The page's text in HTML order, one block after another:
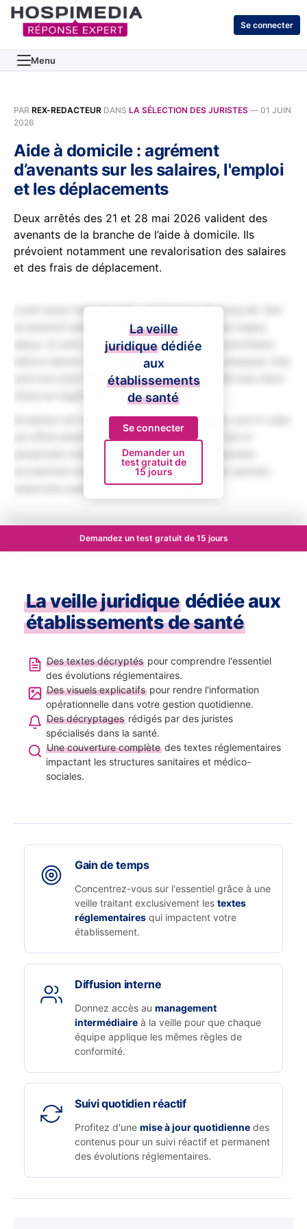
Se connecter
Menu
PAR REX-REDACTEUR DANS LA SÉLECTION DES JURISTES — 01 JUIN
2026
Aide à domicile : agrément
d’avenants sur les salaires, l'emploi
et les déplacements
Deux arrêtés des 21 et 28 mai 2026 valident des
avenants de la branche de l’aide à domicile. Ils
prévoient notamment une revalorisation des salaires
et des frais de déplacement.
Lorem ipsum dolor sit amet, consectetur adipiscing elit. Sed
do eiusmod tempor incididunt ut labore et dolore magna
aliqua. Ut enim ad minim veniam, quis nostrud exercitation
ullamco laboris nisi ut aliquip ex ea commodo consequat. Duis
aute irure dolor in reprehenderit in voluptate velit esse cillum
dolore eu fugiat nulla pariatur.
Excepteur sint occaecat cupidatat non proident, sunt in culpa
qui officia deserunt mollit anim id est laborum. Sed ut
perspiciatis unde omnis iste natus error sit voluptatem
accusantium doloremque laudantium, totam rem aperiam,
eaque ipsa quae ab illo inventore veritatis.
La veille
juridique dédiée
aux
établissements
de santé
Se connecter
Demander un
test gratuit de
15 jours
Demandez un test gratuit de 15 jours
La veille juridique dédiée aux
établissements de santé
Des textes décryptéspour comprendre l'essentiel
des évolutions réglementaires.
Des visuels explicatifspour rendre l'information
opérationnelle dans votre gestion quotidienne.
Des décryptagesrédigés par des juristes
spécialisés dans la santé.
Une couverture complètedes textes réglementaires
impactant les structures sanitaires et médico-
sociales.
Gain de temps
Concentrez-vous sur l'essentiel grâce à une
veille traitant exclusivement les textes
réglementaires qui impactent votre
établissement.
Diffusion interne
Donnez accès au management
intermédiaire à la veille pour que chaque
équipe applique les mêmes règles de
conformité.
Suivi quotidien réactif
Profitez d'une mise à jour quotidienne des
contenus pour un suivi réactif et permanent
des évolutions réglementaires.